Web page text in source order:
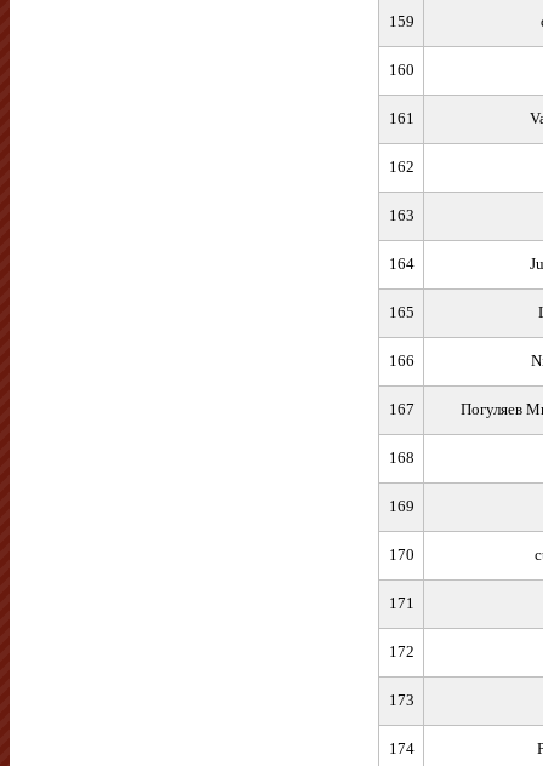
159
160
161
162
163
164
165
166
167 Погуляев
168
169
170
171
172
173
174